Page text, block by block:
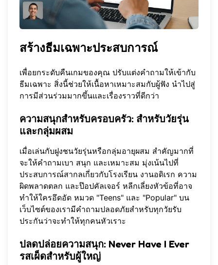
สร้างธีมเฉพาะประสบการณ์
เพื่อยกระดับคืนเกมของคุณ ปรับแต่งคำถามให้เข้ากับ
ธีมเฉพาะ สิ่งนี้ช่วยให้เนื้อหาเหมาะสมกับผู้ฟัง นำไปสู่
การมีส่วนร่วมมากขึ้นและเรื่องราวที่ดีกว่า
ความสนุกสำหรับครอบครัว: สำหรับวัยรุ่น
และกลุ่มผสม
เมื่อเล่นกับฝูงชนวัยรุ่นหรือกลุ่มอายุผสม สำคัญมากที่
จะให้คำถามเบา สนุก และเหมาะสม มุ่งเน้นไปที่
ประสบการณ์สากลเกี่ยวกับโรงเรียน งานอดิเรก ความ
ผิดพลาดตลก และป๊อปคัลเจอร์ หลีกเลี่ยงหัวข้อที่อาจ
ทำให้ใครอึดอัด หมวด "Teens" และ "Popular" บน
เว็บไซต์ของเรามีคำถามปลอดภัยสำหรับทุกวัยรับ
ประกันว่าจะทำให้ทุกคนหัวเราะ
ปลดปล่อยความสนุก: Never Have I Ever
รสเผ็ดสำหรับผู้ใหญ่